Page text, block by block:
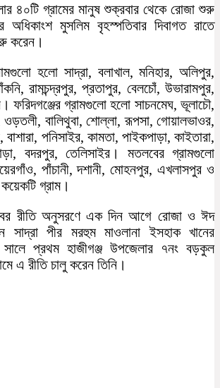
৪০টি গ্রামের মানুষ শুক্রবার থেকে রোজা শুরু
অধিকাংশ মুসলিম বৃহস্পতিবার দিবাগত রাতে
করেন।
হলো সাদ্রা, বলাখাল, মনিহার, অলিপুর,
রামচন্দ্রপুর, প্রতাপুর, বেলচোঁ, উভারামপুর,
ফরিদগঞ্জের গ্রামগুলো হলো সাচনমেঘ, ভূলাচৌ,
ওড়তলী, বালিথুবা, শোল্লা, রূপসা, গোয়ালভাওর,
পনিসাইর, কামতা, পাইকপাড়া, কাইতারা,
বদরপুর, তেলিসাইর। মতলবের গ্রামগুলো
পাঁচানী, দশানী, মোহনপুর, এখলাসপুর ও
গ্রাম।
রীতি অনুসরণে এক দিন আগে রোজা ও ঈদ
পীর মরহুম মাওলানা ইসহাক খানের
প্রথম হাজীগঞ্জ উপজেলার ৭নং বড়কুল
এ রীতি চালু করেন তিনি।